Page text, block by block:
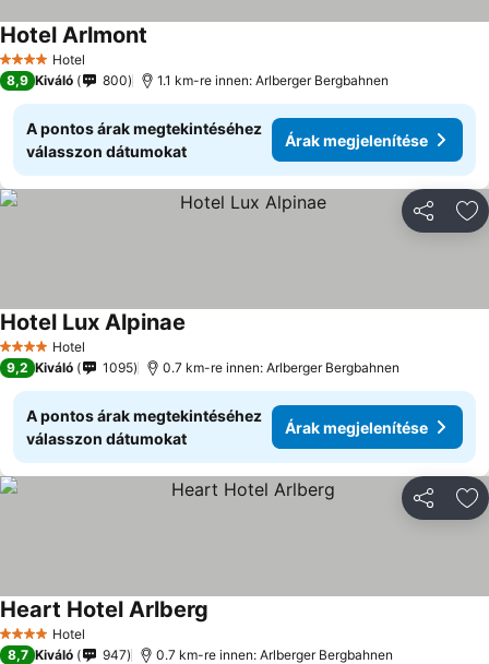
4 KategóriaHotel
Hotel Arlmont
8,9 Kiváló 800 1.1 km-re innen: Arlberger Bergbahnen
A pontos árak megtekintéséhez
válasszon dátumokat
Árak megjelenítése
4 KategóriaHotel
Hotel Lux Alpinae
9,2 Kiváló 1095 0.7 km-re innen: Arlberger Bergbahnen
A pontos árak megtekintéséhez
válasszon dátumokat
Árak megjelenítése
4 KategóriaHotel
Heart Hotel Arlberg
8,7 Kiváló 947 0.7 km-re innen: Arlberger Bergbahnen